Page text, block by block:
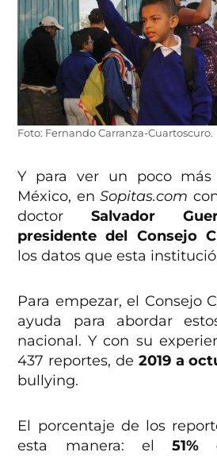
Foto: Fernando Carranza-Cuartoscuro.
Y para ver un poco
México, enSopitas.com
doctorSalvador
presidente del Consejo
los datos que esta
Para empezar, el Consejo
ayuda para abordar
nacional. Y con su
437 reportes, de 2019 a
bullying.
El porcentaje de los
esta manera: el51%